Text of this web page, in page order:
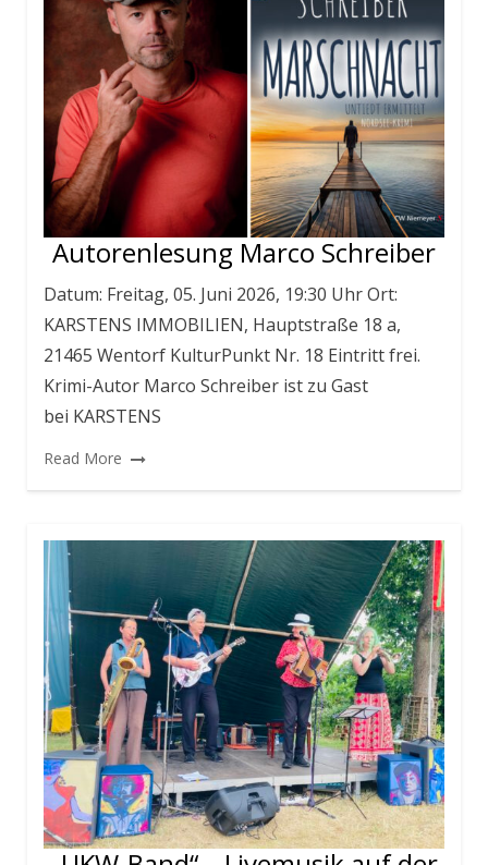
Autorenlesung Marco Schreiber
Datum: Freitag, 05. Juni 2026, 19:30 Uhr Ort:
KARSTENS IMMOBILIEN, Hauptstraße 18 a,
21465 Wentorf KulturPunkt Nr. 18 Eintritt frei.
Krimi-Autor Marco Schreiber ist zu Gast
bei KARSTENS
Read More